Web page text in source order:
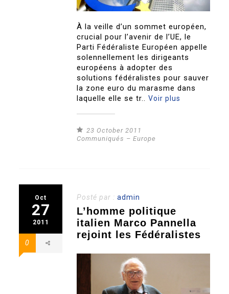
À la veille d’un sommet européen,
crucial pour l’avenir de l’UE, le
Parti Fédéraliste Européen appelle
solennellement les dirigeants
européens à adopter des
solutions fédéralistes pour sauver
la zone euro du marasme dans
laquelle elle se tr..Voir plus
23 October 2011
Communiqués – Europe
Oct
27
2011
0
Posté par :admin
L’homme politique
italien Marco Pannella
rejoint les Fédéralistes